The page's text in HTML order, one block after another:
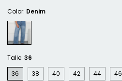
Color: Denim
Talle: 36
36
38 40 42 44 46